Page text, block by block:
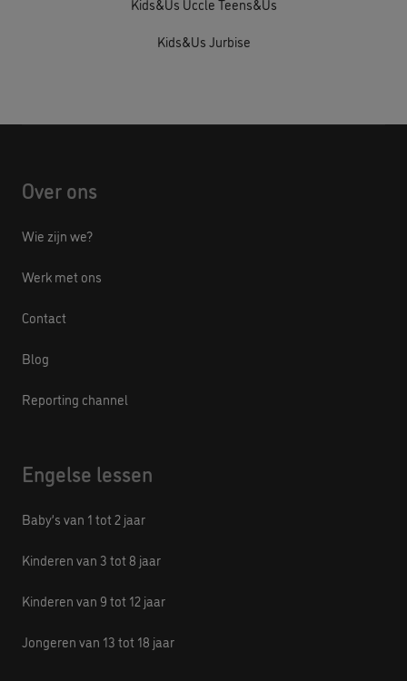
Kids&Us Uccle Teens&Us
Kids&Us Jurbise
Over ons
Wie zijn we?
Werk met ons
Contact
Blog
Reporting channel
Engelse lessen
Baby’s van 1 tot 2 jaar
Kinderen van 3 tot 8 jaar
Kinderen van 9 tot 12 jaar
Jongeren van 13 tot 18 jaar